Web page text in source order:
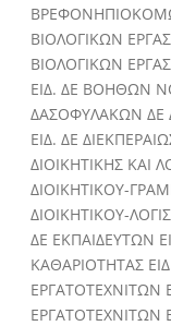
ΒΙΟΛΟΓΙΚΩΝ
ΒΙΟΛΟΓΙΚΩΝ
ΕΙΔ. ΔΕ ΒΟΗΘΩΝ
ΔΑΣΟΦΥΛΑΚΩΝ ΔΕ
ΕΙΔ. ΔΕ
ΔΙΟΙΚΗΤΙΚΗΣ ΚΑΙ
ΔΙΟΙΚΗΤΙΚΟΥ-
ΔΙΟΙΚΗΤΙΚΟΥ-
ΔΕ ΕΚΠΑΙΔΕΥΤΩΝ
ΚΑΘΑΡΙΟΤΗΤΑΣ
ΕΡΓΑΤΟΤΕΧΝΙΤΩΝ
ΕΡΓΑΤΟΤΕΧΝΙΤΩΝ